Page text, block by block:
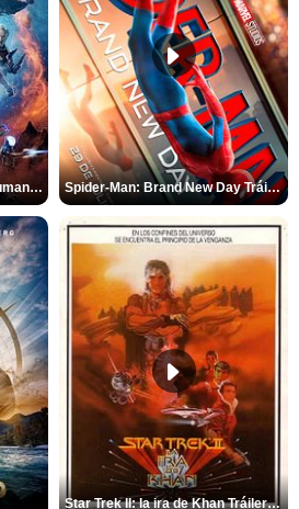
Ant-Man y la Avispa: Quantumanía Tráiler (2) Spider-Man: Brand New Day Tráiler (3)
Star Trek II: la ira de Khan Tráiler VO